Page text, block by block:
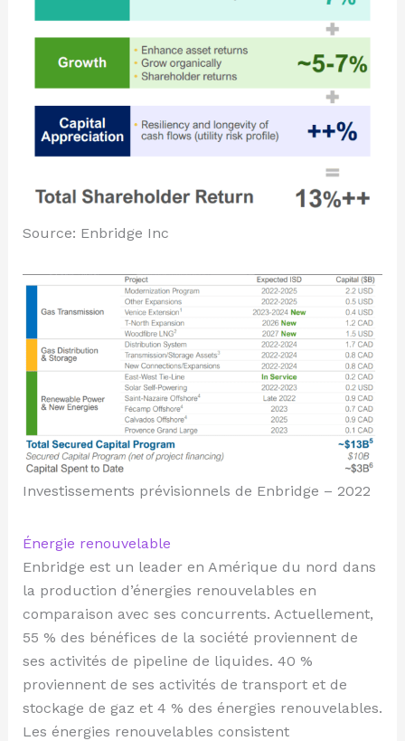
Source: Enbridge Inc
Investissements prévisionnels de Enbridge – 2022
Énergie renouvelable
Enbridge est un leader en Amérique du nord dans
la production d’énergies renouvelables en
comparaison avec ses concurrents. Actuellement,
55 % des bénéfices de la société proviennent de
ses activités de pipeline de liquides. 40 %
proviennent de ses activités de transport et de
stockage de gaz et 4 % des énergies renouvelables.
Les énergies renouvelables consistent